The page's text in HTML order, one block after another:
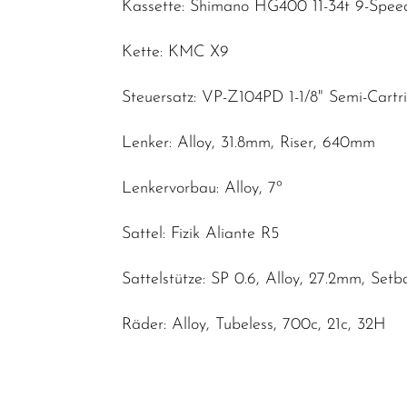
Kassette: Shimano HG400 11-34t 9-
Kette: KMC X9
Steuersatz: VP-Z104PD 1-1/8" Semi-
Lenker: Alloy, 31.8mm, Riser, 640mm
Lenkervorbau: Alloy, 7º
Sattel: Fizik Aliante R5
Sattelstütze: SP 0.6, Alloy, 27.2mm,
Räder: Alloy, Tubeless, 700c, 21c, 32H